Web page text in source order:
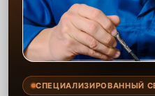
СПЕЦИАЛИЗИРОВАННЫЙ